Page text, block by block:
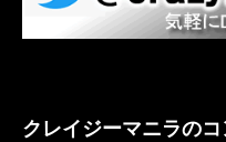
クレイジーマニラの